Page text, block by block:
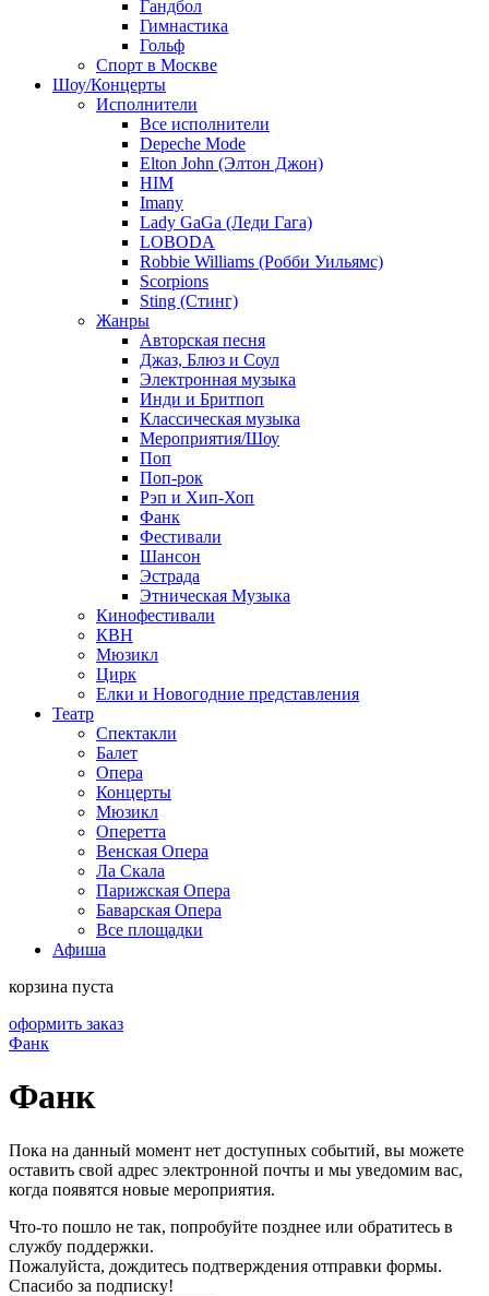
Гандбол
Гимнастика
Гольф
Спорт в Москве
Шоу/Концерты
Исполнители
Все исполнители
Depeche Mode
Elton John (Элтон Джон)
HIM
Imany
Lady GaGa (Леди Гага)
LOBODA
Robbie Williams (Робби Уильямс)
Scorpions
Sting (Стинг)
Жанры
Авторская песня
Джаз, Блюз и Соул
Электронная музыка
Инди и Бритпоп
Классическая музыка
Мероприятия/Шоу
Поп
Поп-рок
Рэп и Хип-Хоп
Фанк
Фестивали
Шансон
Эстрада
Этническая Музыка
Кинофестивали
КВН
Мюзикл
Цирк
Елки и Новогодние представления
Театр
Спектакли
Балет
Опера
Концерты
Мюзикл
Оперетта
Венская Опера
Ла Скала
Парижская Опера
Баварская Опера
Все площадки
Афиша
корзина пуста
оформить заказ
Фанк
Фанк
Пока на данный момент нет доступных событий, вы можете
оставить свой адрес электронной почты и мы уведомим вас,
когда появятся новые мероприятия.
Что-то пошло не так, попробуйте позднее или обратитесь в
службу поддержки.
Пожалуйста, дождитесь подтверждения отправки формы.
Спасибо за подписку!